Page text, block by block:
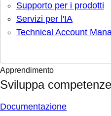
Supporto per i prodotti
Servizi per l'IA
Technical Account
Apprendimento
Sviluppa competenze
Documentazione